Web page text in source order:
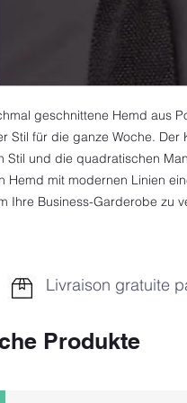
geschnittene Hemd aus
Stil für die ganze Woche. Der
Stil und die quadratischen
Hemd mit modernen Linien
Ihre Business-Garderobe zu
Livraison gratuite
Produkte